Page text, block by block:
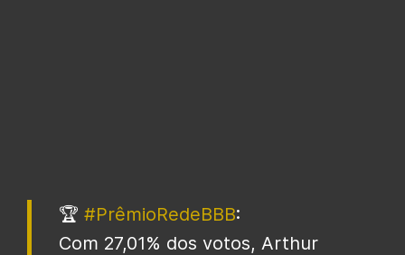
🏆 #PrêmioRedeBBB:
Com 27,01% dos votos, Arthur